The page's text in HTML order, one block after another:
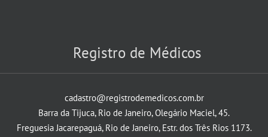
Registro de Médicos
cadastro@registrodemedicos.com.br
Barra da Tijuca, Rio de Janeiro, Olegário Maciel, 45.
Freguesia Jacarepaguá, Rio de Janeiro, Estr. dos Três Rios 1173.